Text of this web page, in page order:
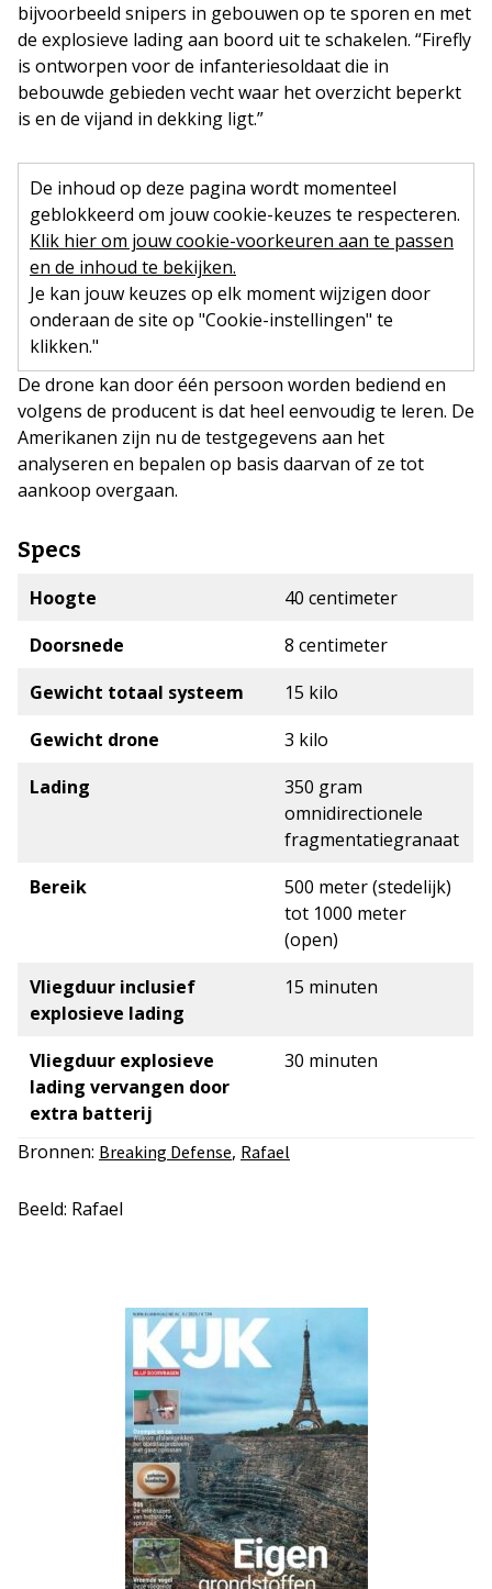
bijvoorbeeld snipers in gebouwen op te sporen en met
de explosieve lading aan boord uit te schakelen. “Firefly
is ontworpen voor de infanteriesoldaat die in
bebouwde gebieden vecht waar het overzicht beperkt
is en de vijand in dekking ligt.”
De inhoud op deze pagina wordt momenteel
geblokkeerd om jouw cookie-keuzes te respecteren.
Klik hier om jouw cookie-voorkeuren aan te passen
en de inhoud te bekijken.
Je kan jouw keuzes op elk moment wijzigen door
onderaan de site op "Cookie-instellingen" te
klikken."
De drone kan door één persoon worden bediend en
volgens de producent is dat heel eenvoudig te leren. De
Amerikanen zijn nu de testgegevens aan het
analyseren en bepalen op basis daarvan of ze tot
aankoop overgaan.
Specs
Hoogte
40 centimeter
Doorsnede
8 centimeter
Gewicht totaal systeem
15 kilo
Gewicht drone
3 kilo
Lading
350 gram
omnidirectionele
fragmentatiegranaat
Bereik
500 meter (stedelijk)
tot 1000 meter
(open)
Vliegduur inclusief
explosieve lading
15 minuten
Vliegduur explosieve
lading vervangen door
extra batterij
30 minuten
Bronnen: Breaking Defense, Rafael
Beeld: Rafael